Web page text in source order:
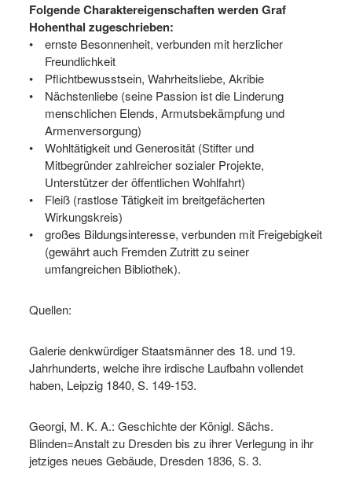
Folgende Charaktereigenschaften werden Graf
Hohenthal zugeschrieben:
ernste Besonnenheit, verbunden mit herzlicher
Freundlichkeit
Pflichtbewusstsein, Wahrheitsliebe, Akribie
Nächstenliebe (seine Passion ist die Linderung
menschlichen Elends, Armutsbekämpfung und
Armenversorgung)
Wohltätigkeit und Generosität (Stifter und
Mitbegründer zahlreicher sozialer Projekte,
Unterstützer der öffentlichen Wohlfahrt)
Fleiß (rastlose Tätigkeit im breitgefächerten
Wirkungskreis)
großes Bildungsinteresse, verbunden mit Freigebigkeit
(gewährt auch Fremden Zutritt zu seiner
umfangreichen Bibliothek).
Quellen:
Galerie denkwürdiger Staatsmänner des 18. und 19.
Jahrhunderts, welche ihre irdische Laufbahn vollendet
haben, Leipzig 1840, S. 149-153.
Georgi, M. K. A.: Geschichte der Königl. Sächs.
Blinden=Anstalt zu Dresden bis zu ihrer Verlegung in ihr
jetziges neues Gebäude, Dresden 1836, S. 3.